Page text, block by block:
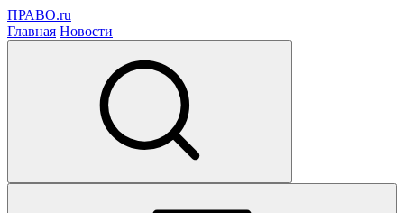
ПРАВО.ru
Главная Новости